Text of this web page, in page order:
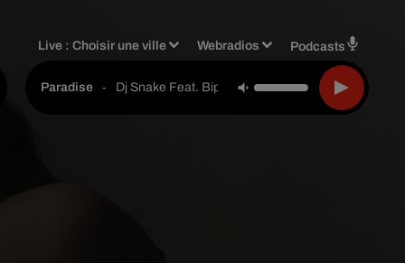
Live :Choisir une ville Webradios Podcasts
Paradise - Dj Snake Feat. Bipolar Sunshine